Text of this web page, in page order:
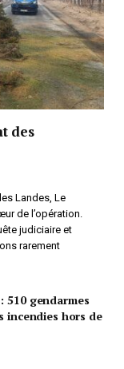
des
Landes, Le
de l’opération.
judiciaire et
rarement
510 gendarmes
incendies hors de